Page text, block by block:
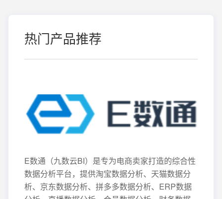
热门产品推荐
E数通（九数云BI）是专为电商卖家打造的综合性
数据分析平台，提供淘宝数据分析、天猫数据分
析、京东数据分析、拼多多数据分析、ERP数据